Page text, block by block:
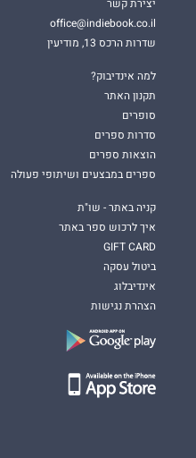
יצירת קשר
office@indiebook.co.il
שדרות הרכס 13, מודיעין
למה אינדיבוק?
תקנון האתר
סופרים
סדרות ספרים
הוצאות ספרים
ספרים במבצעים ושיתופי פעולה
קניה באתר - שו"ת
איך לרכוש ספר באתר
GIFT CARD
ביטול עסקה
אינדיבלוג
הצהרת נגישות